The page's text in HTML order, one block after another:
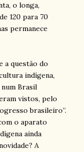
o longa,
120 para 70
permanece
a questão do
indígena,
num Brasil
vistos, pelo
brasileiro”.
o aparato
ainda
A